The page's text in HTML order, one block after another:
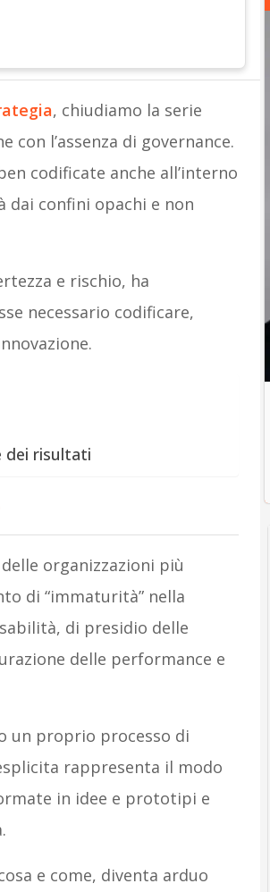
, chiudiamo la serie
l’assenza di governance.
codificate anche all’interno
dai confini opachi e non
e rischio, ha
necessario codificare,
dei risultati
organizzazioni più
di “immaturità” nella
di presidio delle
delle performance e
un proprio processo di
rappresenta il modo
in idee e prototipi e
e come, diventa arduo